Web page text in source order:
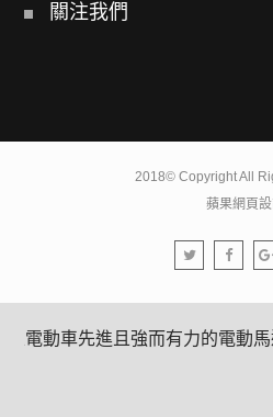
關注我們
2018© Copyright All
蘋果網頁
雄電動車先進且強而有力的電動